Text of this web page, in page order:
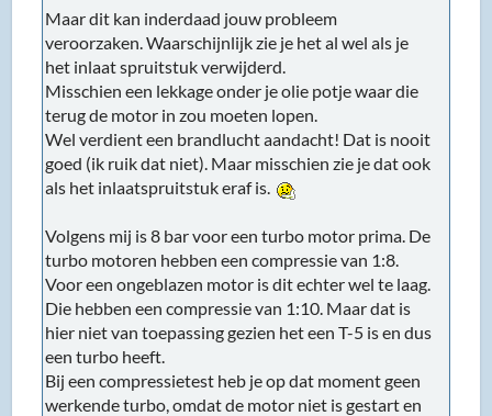
Maar dit kan inderdaad jouw probleem
veroorzaken. Waarschijnlijk zie je het al wel als je
het inlaat spruitstuk verwijderd.
Misschien een lekkage onder je olie potje waar die
terug de motor in zou moeten lopen.
Wel verdient een brandlucht aandacht! Dat is nooit
goed (ik ruik dat niet). Maar misschien zie je dat ook
als het inlaatspruitstuk eraf is.
Volgens mij is 8 bar voor een turbo motor prima. De
turbo motoren hebben een compressie van 1:8.
Voor een ongeblazen motor is dit echter wel te laag.
Die hebben een compressie van 1:10. Maar dat is
hier niet van toepassing gezien het een T-5 is en dus
een turbo heeft.
Bij een compressietest heb je op dat moment geen
werkende turbo, omdat de motor niet is gestart en